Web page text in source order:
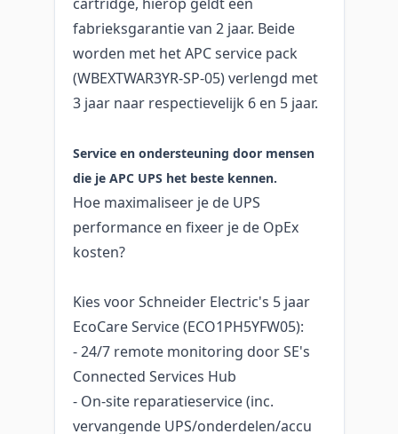
fabrieksgarantie van 2 jaar. Beide
worden met het APC service pack
(WBEXTWAR3YR-SP-05) verlengd met
3 jaar naar respectievelijk 6 en 5 jaar.
Service en ondersteuning door mensen
die je APC UPS het beste kennen.
Hoe maximaliseer je de UPS
performance en fixeer je de OpEx
kosten?
Kies voor Schneider Electric's 5 jaar
EcoCare Service (ECO1PH5YFW05):
- 24/7 remote monitoring door SE's
Connected Services Hub
- On-site reparatieservice (inc.
vervangende UPS/onderdelen/accu